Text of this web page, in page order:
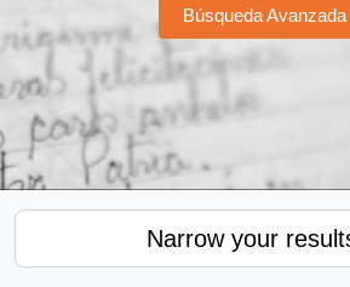
Búsqueda Avanzada
Narrow your